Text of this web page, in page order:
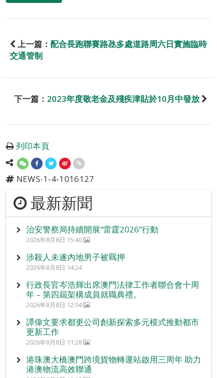
上一篇： 配合長跑聯賽路氹多處道路周六日實施臨時
交通管制
下一篇： 2023年度敬老金及殘疾津貼於10月中發放
列印本頁
NEWS-1-4-1016127
最新新聞
治安警察局持續開展“雷霆2026”行動
2026年8月8日 15:40
涉殺人未遂內地男子被羈押
2026年8月8日 14:24
行政長官岑浩輝出席澳門法律工作者聯合會十周
年 – 第四屆架構成員就職典禮。
2026年8月8日 12:04
譚偉文要求都更公司創新探索多元模式推動都市
更新工作
2026年8月8日 11:28
港珠澳大橋澳門跨境貨物轉運站啟用三周年 助力
港澳物流高效聯通